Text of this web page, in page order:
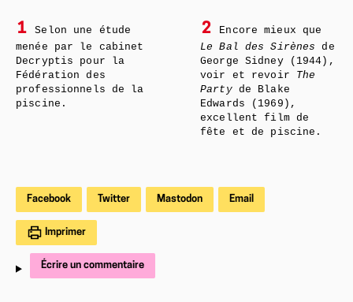
1
Selon une étude
menée par le cabinet
Decryptis pour la
Fédération des
professionnels de la
piscine.
2
Encore mieux que
Le Bal des Sirènes de
George Sidney (1944),
voir et revoir The
Partyde Blake
Edwards (1969),
excellent film de
fête et de piscine.
Facebook Twitter Mastodon Email
Imprimer
Écrire un commentaire